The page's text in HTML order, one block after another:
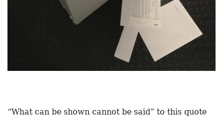
“What can be shown cannot be said” to this quote